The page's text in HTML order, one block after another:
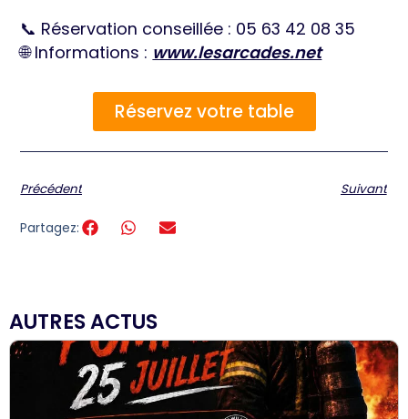
📞 Réservation conseillée : 05 63 42 08 35
🌐 Informations : www.lesarcades.net
Réservez votre table
Précédent Suivant
Partagez:
AUTRES ACTUS